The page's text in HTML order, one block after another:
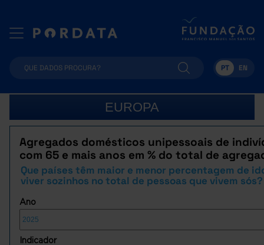
PT EN
EUROPA
Agregados domésticos unipessoais de
com 65 e mais anos em % do total de
Que países têm maior e menor percentagem de
viver sozinhos no total de pessoas que vivem sós?
Ano
Indicador